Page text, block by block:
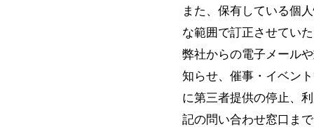
また、保有している個
な範囲で訂正させてい
弊社からの電子メール
知らせ、催事・イベン
に第三者提供の停止、
記の問い合わせ窓口ま